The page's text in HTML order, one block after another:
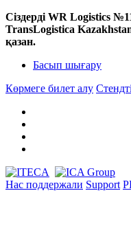
Сіздерді WR Logistics
TransLogistica
қазан.
Басып шығару
Көрмеге билет алу
Нас поддержали Support